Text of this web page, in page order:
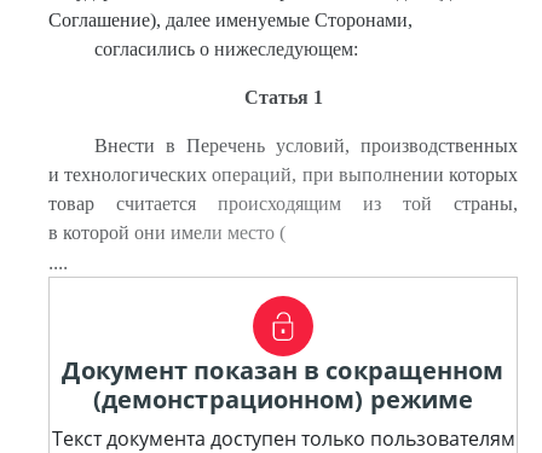
Соглашение), далее именуемые Сторонами,
согласились о нижеследующем:
Статья 1
Внести в Перечень условий, производственных
и технологических операций, при выполнении которых
товар считается происходящим из той страны,
в которой они имели место (
....
Документ показан в сокращенном
(демонстрационном) режиме
Текст документа доступен только пользователям